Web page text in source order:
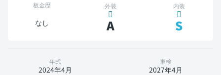
板金歴
なし
外装
A
内装
S
年式
2024年4月
車検
2027年4月